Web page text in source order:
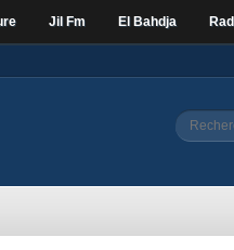
Jil Fm El Bahdja